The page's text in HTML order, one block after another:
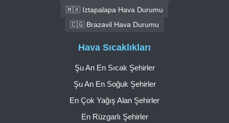
🇲🇽 Iztapalapa Hava Durumu
🇨🇬 Brazavil Hava Durumu
Hava Sıcaklıkları
Şu An En Sıcak Şehirler
Şu An En Soğuk Şehirler
En Çok Yağış Alan Şehirler
En Rüzgarlı Şehirler